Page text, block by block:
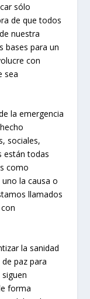
sólo
de que todos
nuestra
bases para un
con
sea
la emergencia
sociales,
están todas
como
la causa o
llamados
la sanidad
paz para
forma